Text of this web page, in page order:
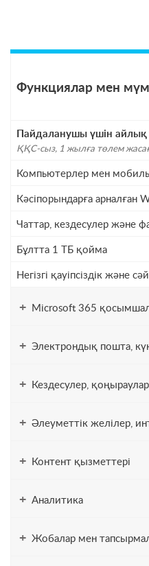
Функциялар мен
Пайдаланушы үшін айлық
ҚҚС-сыз, 1 жылға төлем
Компьютерлер мен
Кәсіпорындарға арналған
Чаттар, кездесулер және
Бұлтта 1 ТБ қойма
Негізгі қауіпсіздік және
+ Microsoft 365
+ Электрондық пошта,
+ Кездесулер,
+ Әлеуметтік желілер,
+ Контент қызметтері
+ Аналитика
+ Жобалар мен